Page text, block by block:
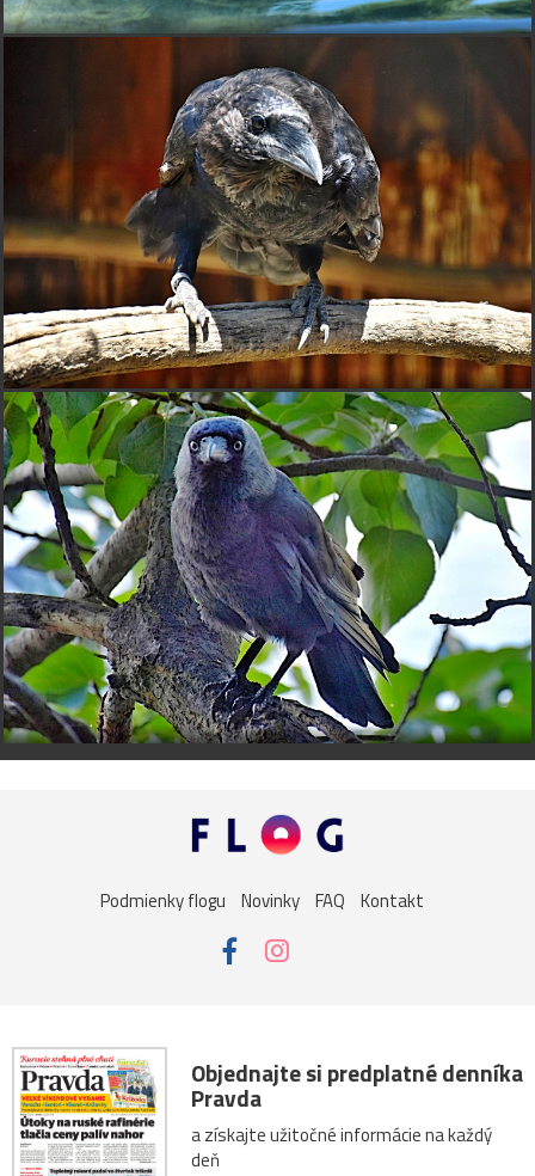
Podmienky flogu Novinky FAQ Kontakt
Objednajte si predplatné denníka
Pravda
a získajte užitočné informácie na každý
deň